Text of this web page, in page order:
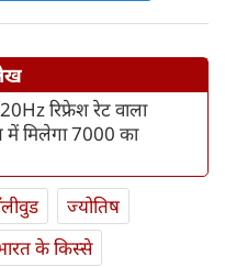
रिफ्रेश रेट वाला
में मिलेगा 7000 का
ज्योतिष
के किस्से